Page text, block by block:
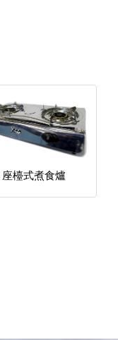
座檯式煮食爐